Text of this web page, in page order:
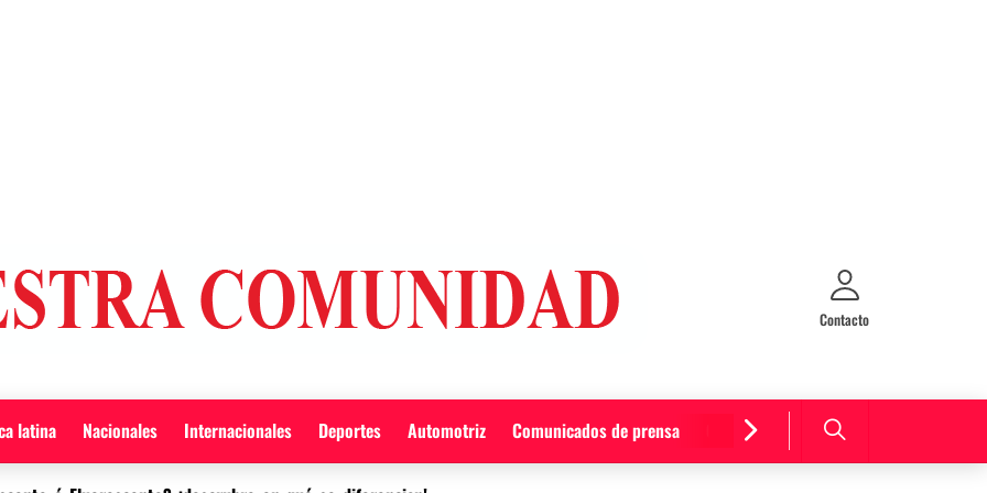
Contacto
latina Nacionales Internacionales Deportes Automotriz Comunicados de prensa Cultura y entretenimiento